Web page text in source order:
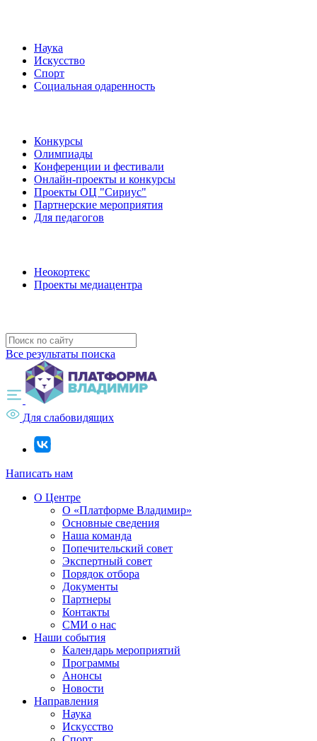
Наука
Искусство
Спорт
Социальная одаренность
Конкурсы
Олимпиады
Конференции и фестивали
Онлайн-проекты и конкурсы
Проекты ОЦ "Сириус"
Партнерские мероприятия
Для педагогов
Неокортекс
Проекты медиацентра
Все результаты поиска
Для слабовидящих
Написать нам
О Центре
О «Платформе Владимир»
Основные сведения
Наша команда
Попечительский совет
Экспертный совет
Порядок отбора
Документы
Партнеры
Контакты
СМИ о нас
Наши события
Календарь мероприятий
Программы
Анонсы
Новости
Направления
Наука
Искусство